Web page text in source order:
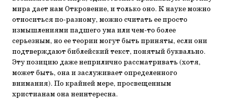
мира дает нам Откровение, и только оно. К науке можно
относиться по-разному, можно считать ее просто
измышлениями падшего ума или чем-то более
серьезным, но ее теории могут быть приняты, если они
подтверждают библейский текст, понятый буквально.
Эту позицию даже неприлично рассматривать (хотя,
может быть, она и заслуживает определенного
внимания). По крайней мере, просвещенным
христианам она неинтересна.